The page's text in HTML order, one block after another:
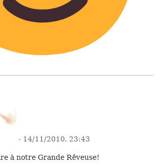
- 14/11/2010, 23:43
à notre Grande Rêveuse!